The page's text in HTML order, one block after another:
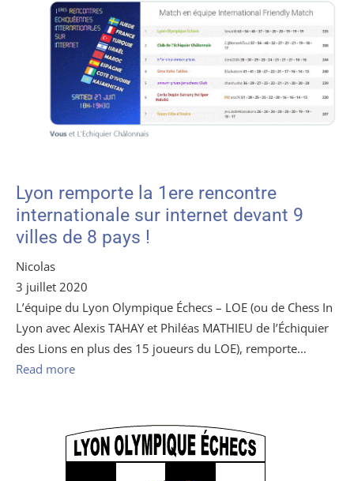
Lyon remporte la 1ere rencontre
internationale sur internet devant 9
villes de 8 pays !
Nicolas
3 juillet 2020
L’équipe du Lyon Olympique Échecs – LOE (ou de Chess In
Lyon avec Alexis TAHAY et Philéas MATHIEU de l’Échiquier
des Lions en plus des 15 joueurs du LOE), remporte…
Read more